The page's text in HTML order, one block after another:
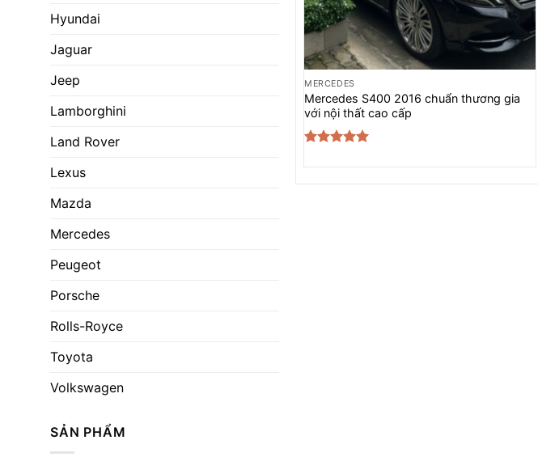
Hyundai
Jaguar
Jeep
Lamborghini
Land Rover
Lexus
Mazda
Mercedes
Peugeot
Porsche
Rolls-Royce
Toyota
Volkswagen
SẢN PHẨM
MERCEDES
Mercedes S400 2016 chuẩn thương gia
với nội thất cao cấp